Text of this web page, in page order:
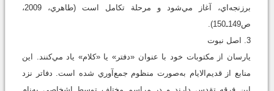
برزنجه‌اي، آغاز مي‌شود و مرحلة تکامل است (طاهري، 2009،
ص149ـ150).
3. اصل نبوت
يارسان از مکتوبات خود با عنوان «دفتر» يا «کلام» ياد مي‌کنند. اين
منابع از قديم‌الايام به‌صورت منظوم جمع‌آوري شده است. دفاتر نزد